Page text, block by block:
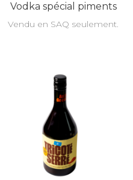
Vodka spécial piments
Vendu en SAQ seulement.